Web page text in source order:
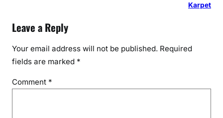
Karpet
Leave a Reply
Your email address will not be published. Required
fields are marked *
Comment *